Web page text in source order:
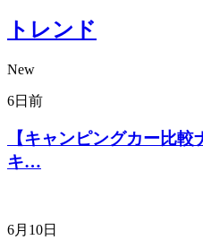
トレンド
New
6日前
【キャンピングカー比
キ…
6月10日